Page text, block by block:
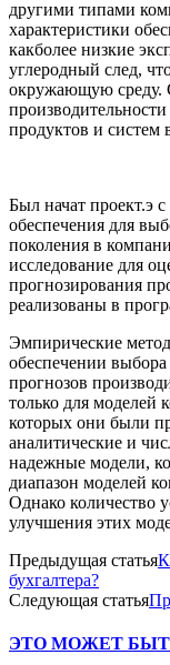
другими типами
характеристики
какболее низкие
углеродный след,
окружающую среду.
продуктов и систем
Был начат проект.э
обеспечения для
поколения в
исследование для
прогнозирования
реализованы в
Эмпирические
обеспечении
прогнозов
только для моделей
которых они были
аналитические и
надежные модели,
диапазон моделей
Однако количество
улучшения этих
Предыдущая статья
бухгалтера?
Следующая статья
ЭТО МОЖЕТ